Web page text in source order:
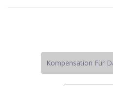
Kompensation Für